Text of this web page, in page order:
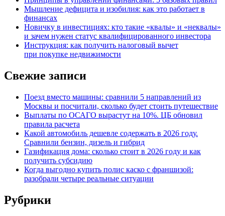
Мышление дефицита и изобилия: как это работает в
финансах
Новичку в инвестициях: кто такие «квалы» и «неквалы»
и зачем нужен статус квалифицированного инвестора
Инструкция: как получить налоговый вычет
при покупке недвижимости
Свежие записи
Поезд вместо машины: сравнили 5 направлений из
Москвы и посчитали, сколько будет стоить путешествие
Выплаты по ОСАГО вырастут на 10%. ЦБ обновил
правила расчета
Какой автомобиль дешевле содержать в 2026 году.
Сравнили бензин, дизель и гибрид
Газификация дома: сколько стоит в 2026 году и как
получить субсидию
Когда выгодно купить полис каско с франшизой:
разобрали четыре реальные ситуации
Рубрики